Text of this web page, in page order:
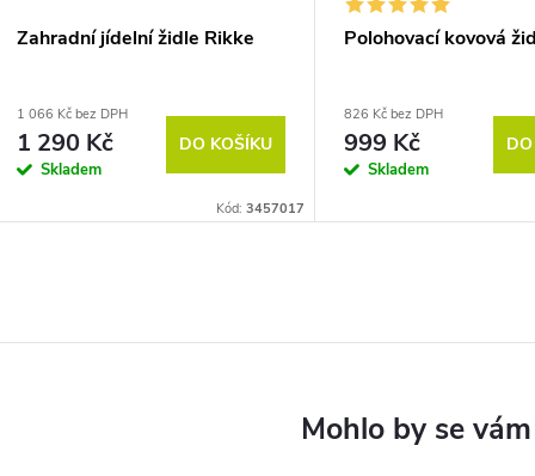
Zahradní jídelní židle Rikke
1 066 Kč bez DPH
1 290 Kč
Skladem
DO KOŠÍKU
Kód: 3457017
Polohovací kovová
826 Kč bez DPH
999 Kč
Skladem